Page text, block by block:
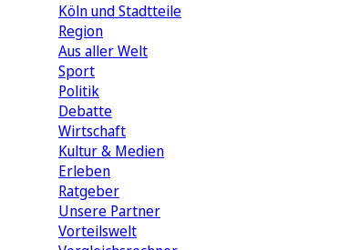
Köln und Stadtteile
Region
Aus aller Welt
Sport
Politik
Debatte
Wirtschaft
Kultur & Medien
Erleben
Ratgeber
Unsere Partner
Vorteilswelt